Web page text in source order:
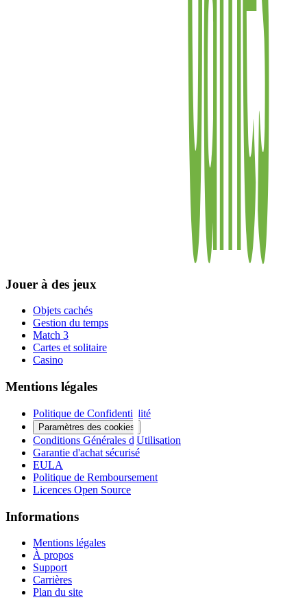
Jouer à des jeux
Objets cachés
Gestion du temps
Match 3
Cartes et solitaire
Casino
Mentions légales
Politique de Confidentialité
Paramètres des cookies
Conditions Générales d'Utilisation
Garantie d'achat sécurisé
EULA
Politique de Remboursement
Licences Open Source
Informations
Mentions légales
À propos
Support
Carrières
Plan du site